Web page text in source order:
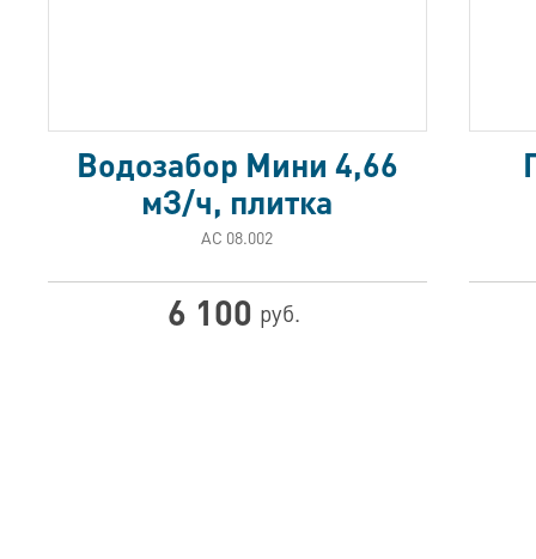
Водозабор Мини 4,66
мЗ/ч, плитка
АС 08.002
6 100 руб.